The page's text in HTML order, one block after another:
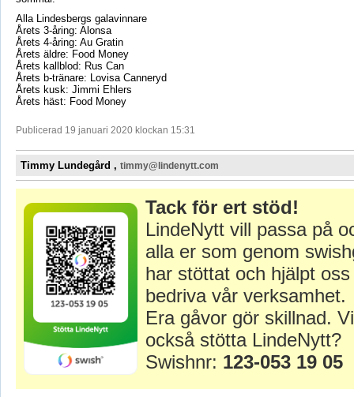
Alla Lindesbergs galavinnare
Årets 3-åring: Alonsa
Årets 4-åring: Au Gratin
Årets äldre: Food Money
Årets kallblod: Rus Can
Årets b-tränare: Lovisa Canneryd
Årets kusk: Jimmi Ehlers
Årets häst: Food Money
Publicerad 19 januari 2020 klockan 15:31
Timmy Lundegård , timmy@lindenytt.com
Tack för ert stöd!
LindeNytt vill passa på
alla er som genom
har stöttat och hjälpt
bedriva vår verksamhet.
Era gåvor gör skillnad.
också stötta LindeNytt?
Swishnr: 123-053 19 05